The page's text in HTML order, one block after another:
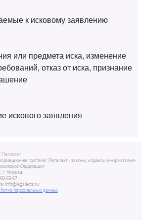
к исковому заявлению
или предмета иска, изменение
отказ от иска, признание
искового заявления
Легалакт
система "Легалакт - законы, кодексы и нормативно-
Федерации"
Москва.
65-67
info@legalacts.ru
персональных данных